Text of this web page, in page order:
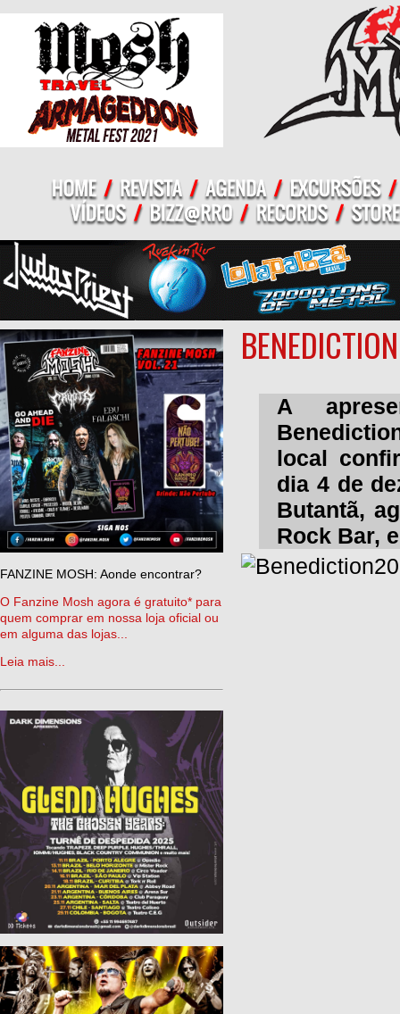
FANZINE MOSH: Aonde encontrar?
O Fanzine Mosh agora é gratuito* para
quem comprar em nossa loja oficial ou
em alguma das lojas...
Leia mais...
A
local
dia 4 de
Butantã,
Rock Bar,